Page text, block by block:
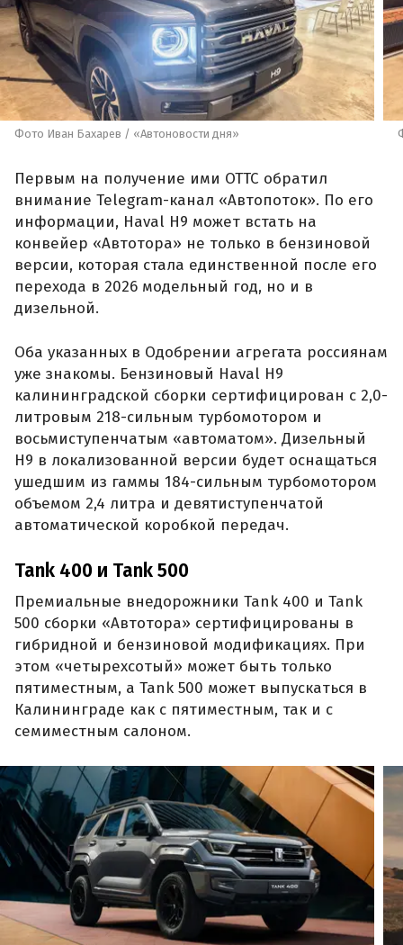
Фото Иван Бахарев / «Автоновости дня»
Первым на получение ими ОТТС обратил
внимание Telegram-канал «Автопоток». По его
информации, Haval H9 может встать на
конвейер «Автотора» не только в бензиновой
версии, которая стала единственной после его
перехода в 2026 модельный год, но и в
дизельной.
Оба указанных в Одобрении агрегата россиянам
уже знакомы. Бензиновый Haval H9
калининградской сборки сертифицирован с 2,0-
литровым 218-сильным турбомотором и
восьмиступенчатым «автоматом». Дизельный
H9 в локализованной версии будет оснащаться
ушедшим из гаммы 184-сильным турбомотором
объемом 2,4 литра и девятиступенчатой
автоматической коробкой передач.
Tank 400 и Tank 500
Премиальные внедорожники Tank 400 и Tank
500 сборки «Автотора» сертифицированы в
гибридной и бензиновой модификациях. При
этом «четырехсотый» может быть только
пятиместным, а Tank 500 может выпускаться в
Калининграде как с пятиместным, так и с
семиместным салоном.